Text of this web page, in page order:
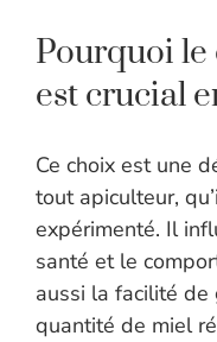
Pourquoi le
est crucial
Ce choix est une
tout apiculteur,
expérimenté. Il
santé et le
aussi la facilité
quantité de miel